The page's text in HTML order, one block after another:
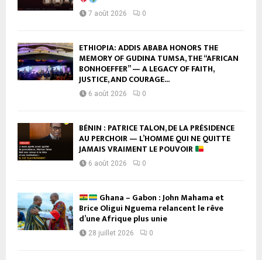
7 août 2026 0
ETHIOPIA: ADDIS ABABA HONORS THE
MEMORY OF GUDINA TUMSA, THE “AFRICAN
BONHOEFFER” — A LEGACY OF FAITH,
JUSTICE, AND COURAGE...
6 août 2026 0
BÉNIN : PATRICE TALON, DE LA PRÉSIDENCE
AU PERCHOIR — L’HOMME QUI NE QUITTE
JAMAIS VRAIMENT LE POUVOIR
6 août 2026 0
Ghana – Gabon : John Mahama et
Brice Oligui Nguema relancent le rêve
d’une Afrique plus unie
28 juillet 2026 0